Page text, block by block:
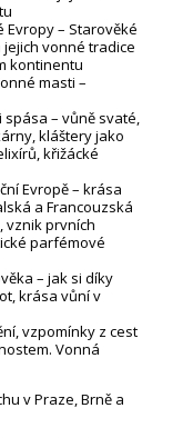
– Starověké
jejich vonné tradice
kontinentu
masti –
spása – vůně svaté,
kláštery jako
křižácké
Evropě – krása
a Francouzská
vznik prvních
parfémové
– jak si díky
krása vůní v
vzpomínky z cest
Vonná
v Praze, Brně a